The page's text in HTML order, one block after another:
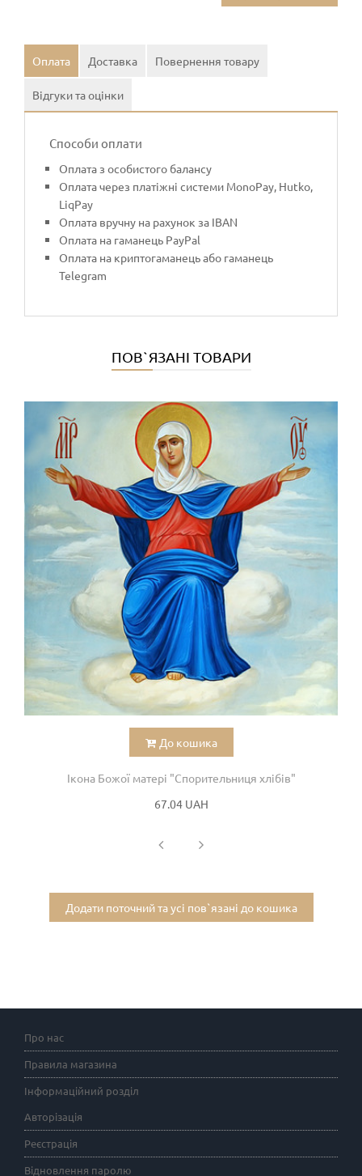
Оплата Доставка Повернення товару
Відгуки та оцінки
Способи оплати
Оплата з особистого балансу
Оплата через платіжні системи MonoPay, Hutko,
LiqPay
Оплата вручну на рахунок за IBAN
Оплата на гаманець PayPal
Оплата на криптогаманець або гаманець
Telegram
ПОВ`ЯЗАНІ ТОВАРИ
До кошика
Ікона Божої матері "Спорительниця хлібів"
67.04 UAH
Додати поточний та усі пов`язані до кошика
Про нас
Правила магазина
Інформаційний розділ
Авторізація
Реєстрація
Відновлення паролю